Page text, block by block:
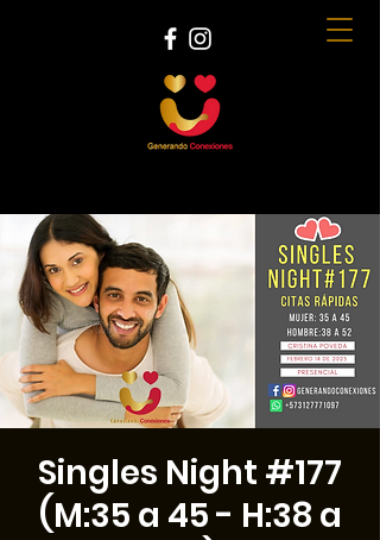
Singles Night #177
(M:35 a 45 - H:38 a